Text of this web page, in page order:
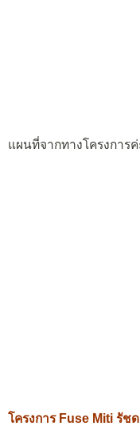
แผนที่จากทางโครงการค่
โครงการ Fuse Miti รัช